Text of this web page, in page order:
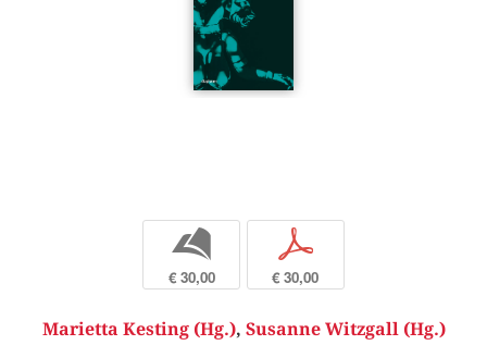
b
€ 30,00
p
€ 30,00
Marietta Kesting (Hg.), Susanne Witzgall (Hg.)